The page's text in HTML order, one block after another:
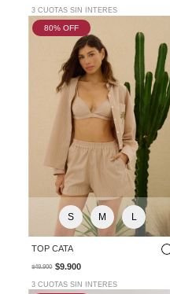
3 CUOTAS SIN INTERES
80% OFF
S M L
TOP CATA
$49.900 $9.900
3 CUOTAS SIN INTERES